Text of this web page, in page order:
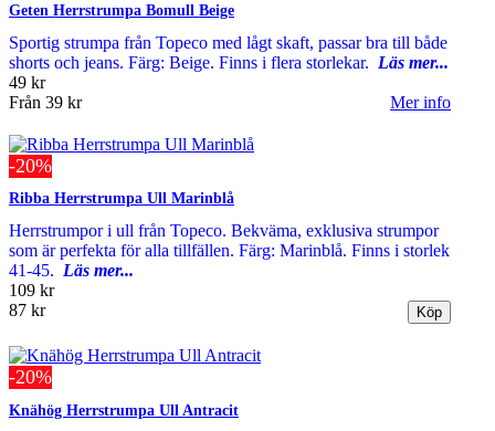
Geten Herrstrumpa Bomull Beige
Sportig strumpa från Topeco med lågt skaft, passar bra till både
shorts och jeans. Färg: Beige. Finns i flera storlekar. Läs mer...
49 kr
Från 39 kr Mer info
-20%
Ribba Herrstrumpa Ull Marinblå
Herrstrumpor i ull från Topeco. Bekväma, exklusiva strumpor
som är perfekta för alla tillfällen. Färg: Marinblå. Finns i storlek
41-45. Läs mer...
109 kr
87 kr
-20%
Knähög Herrstrumpa Ull Antracit